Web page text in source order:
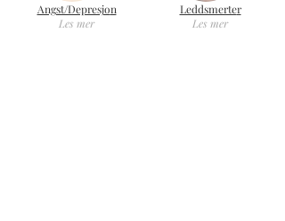
Angst/Depresjon
Les mer
Leddsmerter
Les mer